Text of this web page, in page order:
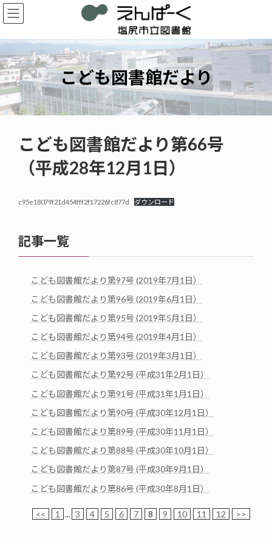
コ
ン
ン
ツ
へ
ス
キ
ッ
プ
ナ
ビ
ー
シ
ョ
ン
に
移
動
こども図書館だより
こども図書館だより第66号
（平成28年12月1日）
c95e18079f21d454fff2f17226fc877d ダウンロード
記事一覧
こども図書館だより第97号 (2019年7月1日）
こども図書館だより第96号 (2019年6月1日）
こども図書館だより第95号 (2019年5月1日）
こども図書館だより第94号 (2019年4月1日）
こども図書館だより第93号 (2019年3月1日）
こども図書館だより第92号 (平成31年2月1日）
こども図書館だより第91号 (平成31年1月1日）
こども図書館だより第90号 (平成30年12月1日）
こども図書館だより第89号 (平成30年11月1日）
こども図書館だより第88号 (平成30年10月1日）
こども図書館だより第87号 (平成30年9月1日）
こども図書館だより第86号 (平成30年8月1日）
<< 1 ... 3 4 5 6 7 8 9 10 11 12 >>